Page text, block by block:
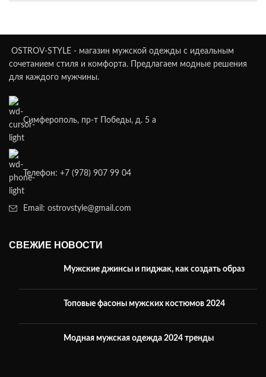
OSTROV-STYLE - магазин мужской одежды с идеальным
сочетанием стиля и комфорта. Предлагаем модные решения
для каждого мужчины.
Симферополь, пр-т Победы, д. 5 а
Телефон: +7 (978) 907 99 04
Email: ostrovstyle@gmail.com
СВЕЖИЕ НОВОСТИ
Мужские джинсы и пиджак, как создать образ
Топовые фасоны мужских костюмов 2024
Модная мужская одежда 2024 тренды